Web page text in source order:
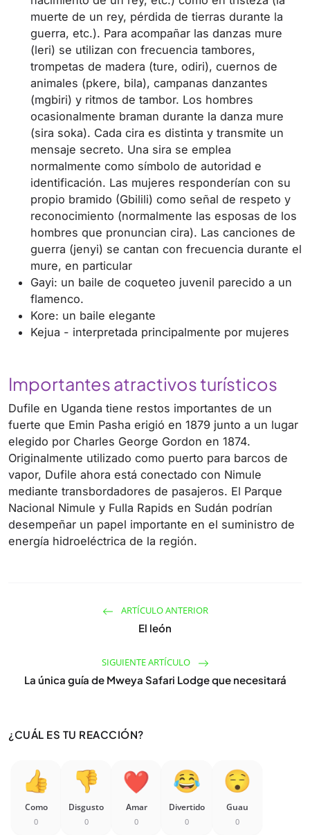
muerte de un rey, pérdida de tierras durante la
guerra, etc.). Para acompañar las danzas mure
(leri) se utilizan con frecuencia tambores,
trompetas de madera (ture, odiri), cuernos de
animales (pkere, bila), campanas danzantes
(mgbiri) y ritmos de tambor. Los hombres
ocasionalmente braman durante la danza mure
(sira soka). Cada cira es distinta y transmite un
mensaje secreto. Una sira se emplea
normalmente como símbolo de autoridad e
identificación. Las mujeres responderían con su
propio bramido (Gbilili) como señal de respeto y
reconocimiento (normalmente las esposas de los
hombres que pronuncian cira). Las canciones de
guerra (jenyi) se cantan con frecuencia durante el
mure, en particular
Gayi: un baile de coqueteo juvenil parecido a un
flamenco.
Kore: un baile elegante
Kejua - interpretada principalmente por mujeres
Importantes atractivos turísticos
Dufile en Uganda tiene restos importantes de un
fuerte que Emin Pasha erigió en 1879 junto a un lugar
elegido por Charles George Gordon en 1874.
Originalmente utilizado como puerto para barcos de
vapor, Dufile ahora está conectado con Nimule
mediante transbordadores de pasajeros. El Parque
Nacional Nimule y Fulla Rapids en Sudán podrían
desempeñar un papel importante en el suministro de
energía hidroeléctrica de la región.
ARTÍCULO ANTERIOR
El león
SIGUIENTE ARTÍCULO
La única guía de Mweya Safari Lodge que necesitará
¿CUÁL ES TU REACCIÓN?
Como
0
Disgusto
0
Amar
0
Divertido
0
Guau
0